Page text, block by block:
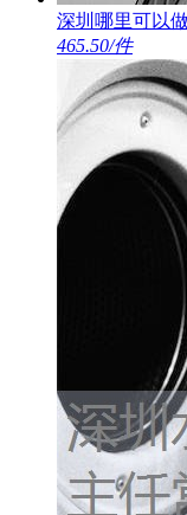
深圳哪里可以
465.50/件